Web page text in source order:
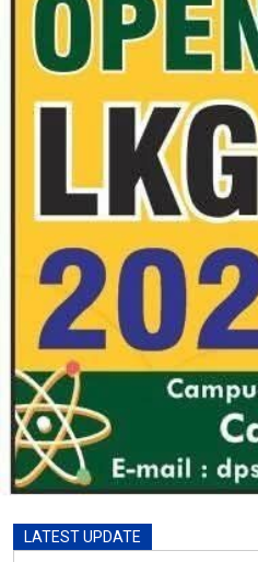
LATEST UPDATE